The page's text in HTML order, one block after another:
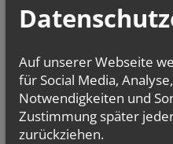
Telefon:+43 (1) 278 51 92
Kindergarten:
1210 Wien Überfuhrstraße 65
0664 885 22 679
E-Mail:
pfarre.jedlesee@
Auf unserer Webseite
für Social Media,
Notwendigkeiten und
Zustimmung später
zurückziehen.